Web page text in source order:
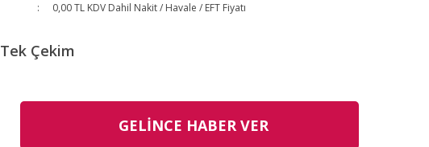
0,00 TL KDV Dahil Nakit / Havale / EFT Fiyatı
Tek Çekim
GELİNCE HABER VER